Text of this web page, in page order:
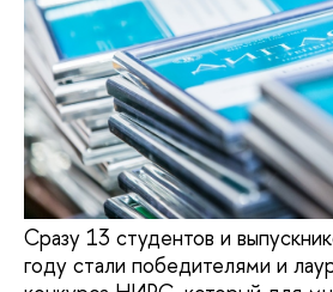
Сразу 13 студентов и
году стали победителями и